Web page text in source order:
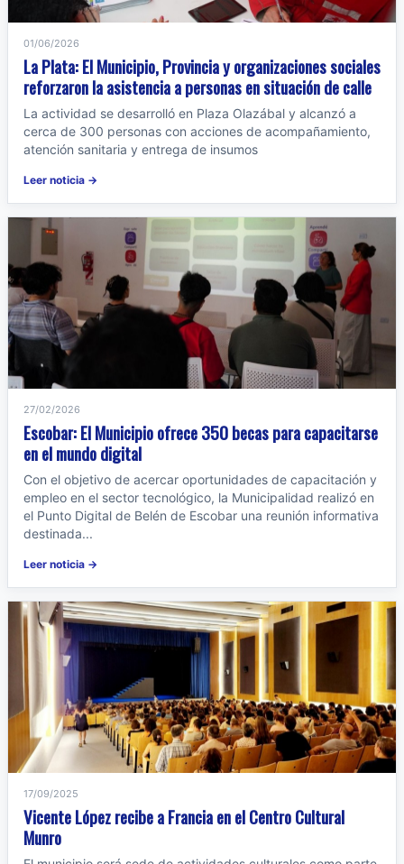
01/06/2026
La Plata: El Municipio, Provincia y organizaciones sociales
reforzaron la asistencia a personas en situación de calle
La actividad se desarrolló en Plaza Olazábal y alcanzó a
cerca de 300 personas con acciones de acompañamiento,
atención sanitaria y entrega de insumos
Leer noticia →
27/02/2026
Escobar: El Municipio ofrece 350 becas para capacitarse
en el mundo digital
Con el objetivo de acercar oportunidades de capacitación y
empleo en el sector tecnológico, la Municipalidad realizó en
el Punto Digital de Belén de Escobar una reunión informativa
destinada...
Leer noticia →
17/09/2025
Vicente López recibe a Francia en el Centro Cultural
Munro